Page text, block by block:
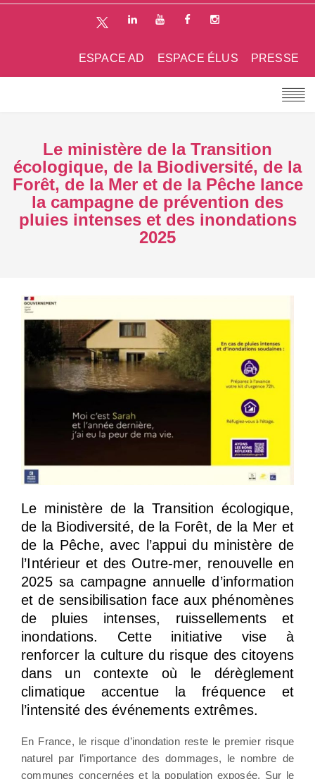
PRESSE
ESPACE ÉLUS
ESPACE AD
Le ministère de la Transition
écologique, de la Biodiversité, de la
Forêt, de la Mer et de la Pêche lance
la campagne de prévention des
pluies intenses et des inondations
2025
Le ministère de la Transition écologique,
de la Biodiversité, de la Forêt, de la Mer et
de la Pêche, avec l’appui du ministère de
l’Intérieur et des Outre-mer, renouvelle en
2025 sa campagne annuelle d’information
et de sensibilisation face aux phénomènes
de pluies intenses, ruissellements et
inondations. Cette initiative vise à
renforcer la culture du risque des citoyens
dans un contexte où le dérèglement
climatique accentue la fréquence et
l’intensité des événements extrêmes.
En France, le risque d’inondation reste le premier risque
naturel par l’importance des dommages, le nombre de
communes concernées et la population exposée. Sur le